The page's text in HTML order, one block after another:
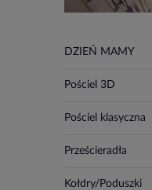
DZIEŃ MAMY
Pościel 3D
Pościel klasyczna
Prześcieradła
Kołdry/Poduszki